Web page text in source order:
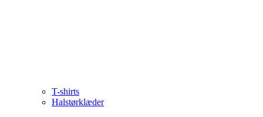
T-shirts
Halstørklæder